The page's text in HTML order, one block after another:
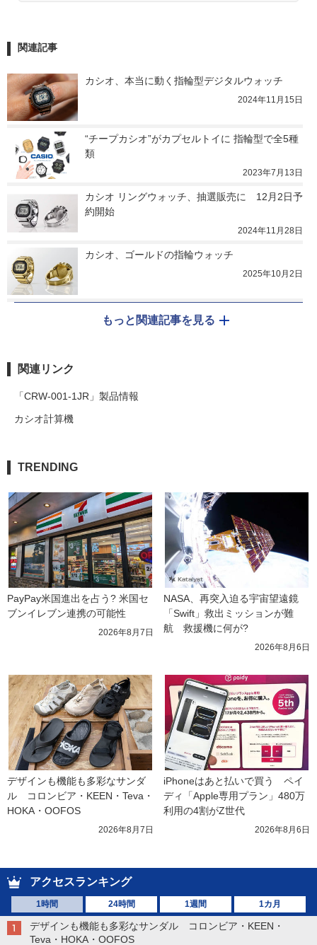
関連記事
カシオ、本当に動く指輪型デジタルウォッチ
2024年11月15日
“チープカシオ”がカプセルトイに 指輪型で全5種
類
2023年7月13日
カシオ リングウォッチ、抽選販売に　12月2日予
約開始
2024年11月28日
カシオ、ゴールドの指輪ウォッチ
2025年10月2日
もっと関連記事を見る
関連リンク
「CRW-001-1JR」製品情報
カシオ計算機
TRENDING
PayPay米国進出を占う? 米国セ
ブンイレブン連携の可能性
2026年8月7日
NASA、再突入迫る宇宙望遠鏡
「Swift」救出ミッションが難
航　救援機に何が?
2026年8月6日
デザインも機能も多彩なサンダ
ル　コロンビア・KEEN・Teva・
HOKA・OOFOS
2026年8月7日
iPhoneはあと払いで買う　ペイ
ディ「Apple専用プラン」480万
利用の4割がZ世代
2026年8月6日
アクセスランキング
1時間 24時間 1週間 1カ月
デザインも機能も多彩なサンダル コロンビア・KEEN・
Teva・HOKA・OOFOS